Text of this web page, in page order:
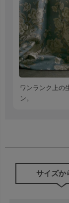
ワンランク上の
ン。
サイズか